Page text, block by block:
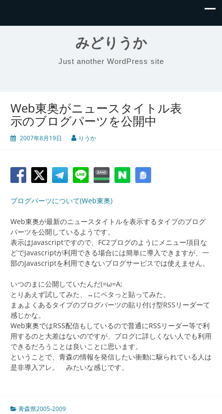
みどりうか
Just another WordPress site
Web東奥がニュースタイトル表
示のブログパーツを公開中
2007年8月19日 りうか
ブログパーツについて(Web東奥)
Web東奥が最新のニュースタイトルを表示するタイプのブログ
パーツを公開しているようです。
表示はJavascriptですので、FC2ブログのようにメニュー項目な
どでJavascriptが利用できる場合には簡単に導入できますが、一
部のJavascriptを利用できないブログサービスでは使えません。
いつのまに公開していたんだ(=ω=A;
とりあえず試してみた、→にペタっと貼ってみた。
まぁよくあるタイプのブログパーツの貼り付け型RSSリーダーて
感じかな。
Web東奥ではRSS配信もしているので普通にRSSリーダー等で利
用するのと大差はないのですが、ブログに詳しくない人でも利用
できるだろうことは良いことに思います。
ということで、青森の情報を発信したい衝動に駆られている人は
是非導入アレ。 みたいな感じです。
青森県2005-2009